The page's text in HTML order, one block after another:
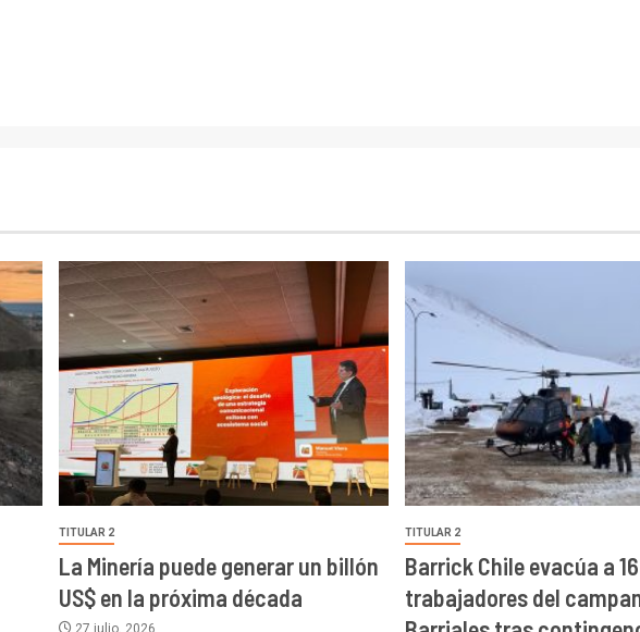
TITULAR 2
La Minería puede generar un billón
US$ en la próxima década
27 julio, 2026
TITULAR 2
Barrick Chile evacúa a 16
trabajadores del